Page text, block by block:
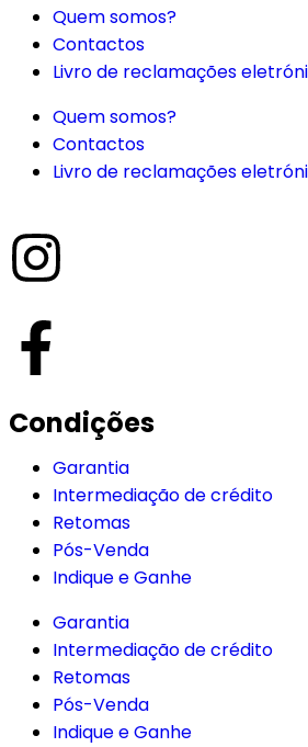
Quem somos?
Contactos
Livro de reclamações
Quem somos?
Contactos
Livro de reclamações
Condições
Garantia
Intermediação de crédito
Retomas
Pós-Venda
Indique e Ganhe
Garantia
Intermediação de crédito
Retomas
Pós-Venda
Indique e Ganhe